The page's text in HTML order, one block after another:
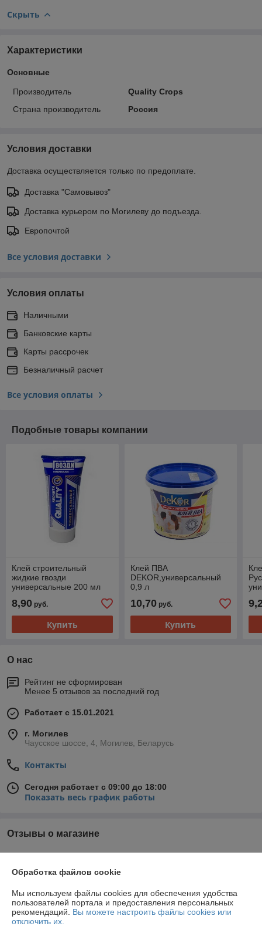
Скрыть
Характеристики
Основные
Производитель
Quality Crops
Страна производитель
Россия
Условия доставки
Доставка осуществляется только по предоплате.
Доставка "Самовывоз"
Доставка курьером по Могилеву до подъезда.
Европочтой
Все условия доставки
Условия оплаты
Наличными
Банковские карты
Карты рассрочек
Безналичный расчет
Все условия оплаты
Подобные товары компании
Клей строительный
жидкие гвозди
универсальные 200 мл
8,90 руб.
Купить
Клей ПВА
DEKOR,универсальный
0,9 л
10,70руб.
Купить
О нас
Рейтинг не сформирован
Менее 5 отзывов за последний год
Работает с 15.01.2021
г. Могилев
Чаусское шоссе, 4, Могилев, Беларусь
Контакты
Сегодня работает с 09:00 до 18:00
Показать весь график работы
Отзывы о магазине
У компании пока нет отзывов, добавьте первый
О нас
Контакты
Обработка файлов cookie
Мы используем файлы cookies для обеспечения удобства
пользователей портала и предоставления персональных
рекомендаций. Вы можете настроить файлы cookies или
отключить их.